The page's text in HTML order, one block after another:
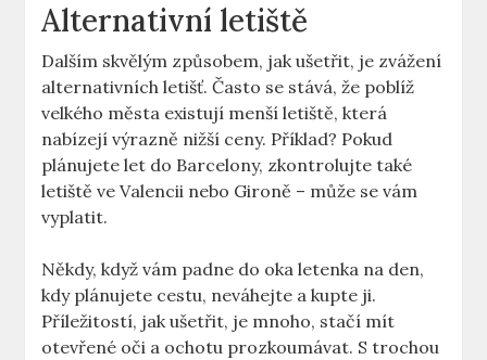
Alternativní letiště
Dalším skvělým způsobem, jak ušetřit, je zvážení
alternativních letišť. Často se stává, že poblíž
velkého města existují menší letiště, která
nabízejí výrazně nižší ceny. Příklad? Pokud
plánujete let do Barcelony, zkontrolujte také
letiště ve Valencii nebo Gironě – může se vám
vyplatit.
Někdy, když vám padne do oka letenka na den,
kdy plánujete cestu, neváhejte a kupte ji.
Příležitostí, jak ušetřit, je mnoho, stačí mít
otevřené oči a ochotu prozkoumávat. S trochou